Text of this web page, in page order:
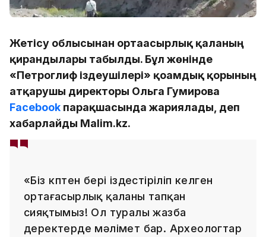
Жетісу облысынан ортағасырлық қаланың
қирандылары табылды. Бұл жөнінде
«Петроглиф іздеушілері» қоғамдық қорының
атқарушы директоры Ольга Гумирова
Facebook парақшасында жариялады, деп
хабарлайды Malim.kz.
«Біз көптен бері іздестіріліп келген
ортағасырлық қаланы тапқан
сияқтымыз! Ол туралы жазба
деректерде мәлімет бар. Археологтар